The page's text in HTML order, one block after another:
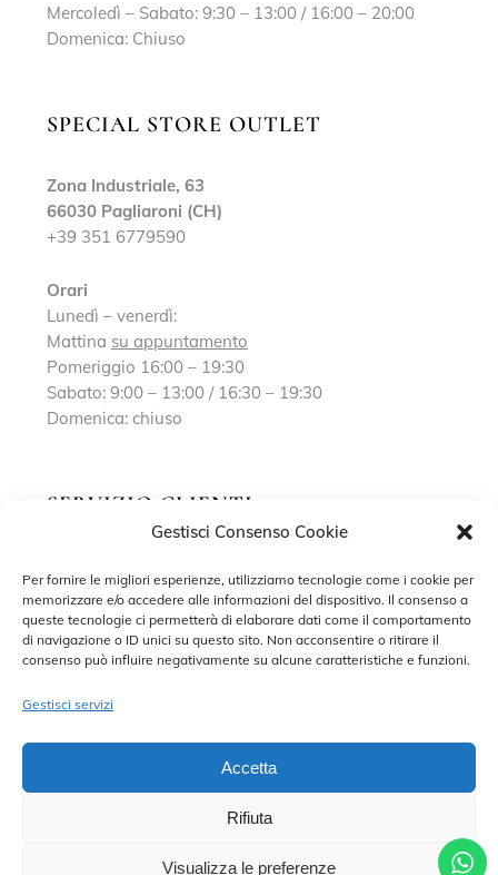
Gestisci Consenso Cookie
Per fornire le migliori esperienze, utilizziamo tecnologie come i cookie per
memorizzare e/o accedere alle informazioni del dispositivo. Il consenso a
queste tecnologie ci permetterà di elaborare dati come il comportamento
di navigazione o ID unici su questo sito. Non acconsentire o ritirare il
consenso può influire negativamente su alcune caratteristiche e funzioni.
Gestisci servizi
Accetta
Rifiuta
Visualizza le preferenze
Mercoledì – Sabato: 9:30 – 13:00 / 16:00 – 20:00
Domenica: Chiuso
SPECIAL STORE OUTLET
Zona Industriale, 63
66030 Pagliaroni (CH)
+39 351 6779590
Orari
Lunedì – venerdì:
Mattina su appuntamento
Pomeriggio 16:00 – 19:30
Sabato: 9:00 – 13:00 / 16:30 – 19:30
Domenica: chiuso
SERVIZIO CLIENTI
Contatti
Privacy Policy
CONTRADA SANT’ONOFRIO, 58, 66034 LANCIANO (CH) P. IVA
02227590698 – DEVELOPED BY ADRIANO DI MATTEO